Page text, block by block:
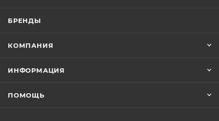
БРЕНДЫ
КОМПАНИЯ
ИНФОРМАЦИЯ
ПОМОЩЬ